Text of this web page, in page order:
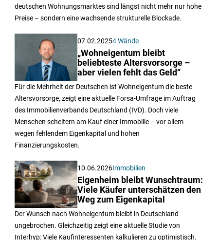
deutschen Wohnungsmarktes sind längst nicht mehr nur hohe
Preise – sondern eine wachsende strukturelle Blockade.
07.02.20254 Wände
„Wohneigentum bleibt
beliebteste Altersvorsorge –
aber vielen fehlt das Geld“
Für die Mehrheit der Deutschen ist Wohneigentum die beste
Altersvorsorge, zeigt eine aktuelle Forsa-Umfrage im Auftrag
des Immobilienverbands Deutschland (IVD). Doch viele
Menschen scheitern am Kauf einer Immobilie – vor allem
wegen fehlendem Eigenkapital und hohen
Finanzierungskosten.
10.06.2026Immobilien
Eigenheim bleibt Wunschtraum:
Viele Käufer unterschätzen den
Weg zum Eigenkapital
Der Wunsch nach Wohneigentum bleibt in Deutschland
ungebrochen. Gleichzeitig zeigt eine aktuelle Studie von
Interhyp: Viele Kaufinteressenten kalkulieren zu optimistisch.